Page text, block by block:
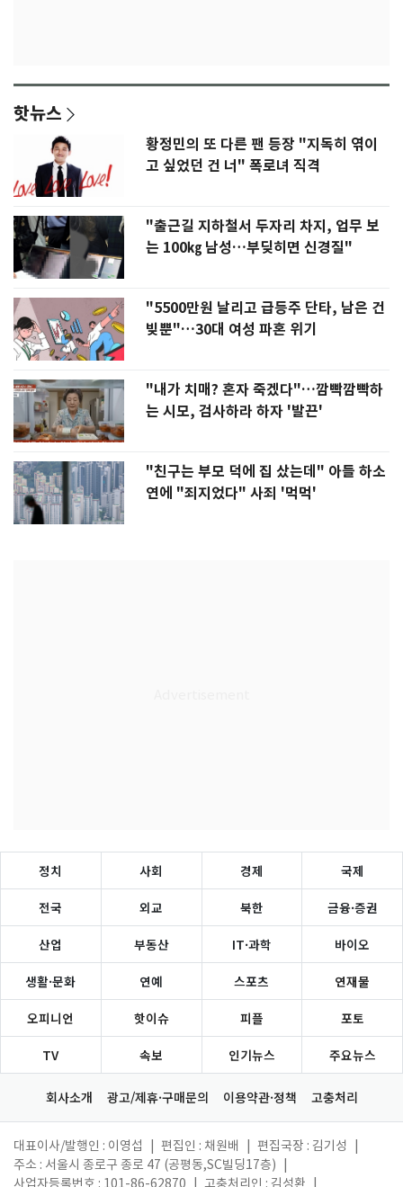
핫뉴스
황정민의 또 다른 팬 등장 "지독히 엮이
고 싶었던 건 너" 폭로녀 직격
"출근길 지하철서 두자리 차지, 업무 보
는 100㎏ 남성…부딪히면 신경질"
"5500만원 날리고 급등주 단타, 남은 건
빚뿐"…30대 여성 파혼 위기
"내가 치매? 혼자 죽겠다"…깜빡깜빡하
는 시모, 검사하라 하자 '발끈'
"친구는 부모 덕에 집 샀는데" 아들 하소
연에 "죄지었다" 사죄 '먹먹'
정치 사회 경제 국제
전국 외교 북한 금융·증권
산업 부동산 IT·과학 바이오
생활·문화 연예 스포츠 연재물
오피니언 핫이슈 피플 포토
TV 속보 인기뉴스 주요뉴스
회사소개 광고/제휴·구매문의 이용약관·정책 고충처리
대표이사/발행인 : 이영섭 편집인 : 채원배 편집국장 : 김기성
주소 : 서울시 종로구 종로 47 (공평동,SC빌딩17층)
사업자등록번호 : 101-86-62870
고충처리인 : 김성환